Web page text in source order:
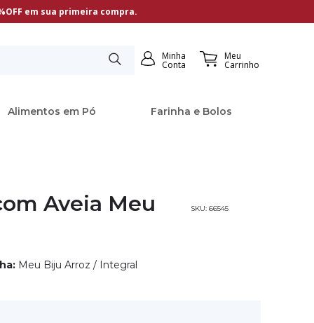
em sua primeira compra.
Minha
Conta
Meu
Carrinho
Alimentos em Pó Farinha e Bolos
Aveia Meu 66545
Meu Biju Arroz / Integral